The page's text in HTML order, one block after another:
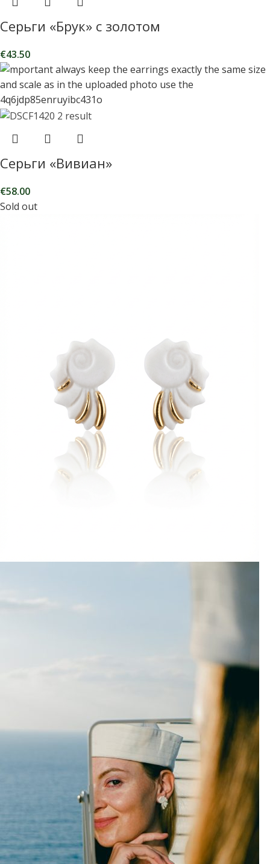
Серьги «Брук» с золотом
€43.50
Серьги «Вивиан»
€58.00
Sold out